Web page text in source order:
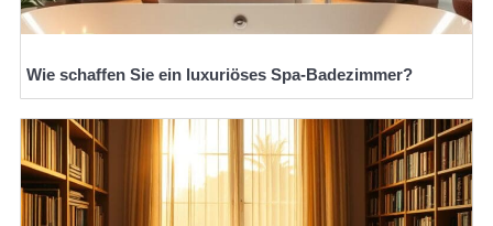
Wie schaffen Sie ein luxuriöses Spa-Badezimmer?